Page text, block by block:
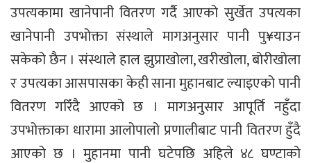
उपत्यकामा खानेपानी वितरण गर्दै आएको सुर्खेत उपत्यका
खानेपानी उपभोक्ता संस्थाले मागअनुसार पानी पु¥याउन
सकेको छैन । संस्थाले हाल झुप्राखोला, खरीखोला, बोरीखोला
र उपत्यका आसपासका केही साना मुहानबाट ल्याइएको पानी
वितरण गरिँदै आएको छ । मागअनुसार आपूर्ति नहुँदा
उपभोक्ताका धारामा आलोपालो प्रणालीबाट पानी वितरण हुँदै
आएको छ । मुहानमा पानी घटेपछि अहिले ४८ घण्टाको